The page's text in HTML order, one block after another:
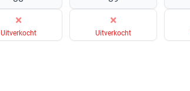
×
Uitverkocht
×
Uitverkocht